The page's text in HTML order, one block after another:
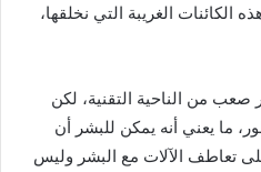
الكائنات الغريبة التي نخلقها،
صعب من الناحية التقنية، لكن
ما يعني أنه يمكن للبشر أن
تعاطف الآلات مع البشر وليس